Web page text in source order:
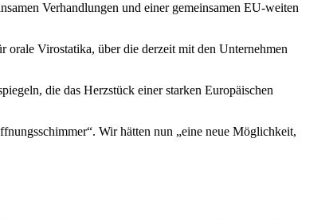
Verhandlungen und einer gemeinsamen EU-weiten
orale Virostatika, über die derzeit mit den Unternehmen
die das Herzstück einer starken Europäischen
Wir hätten nun „eine neue Möglichkeit,